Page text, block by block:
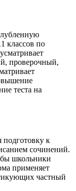
классов по
проверочный,
теста на
подготовку к
сочинений.
школьники
применяет
частный